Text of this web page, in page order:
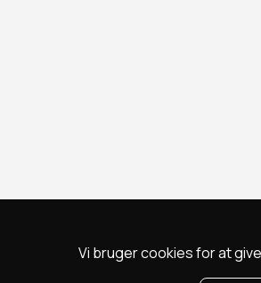
Vi bruger cookies for at